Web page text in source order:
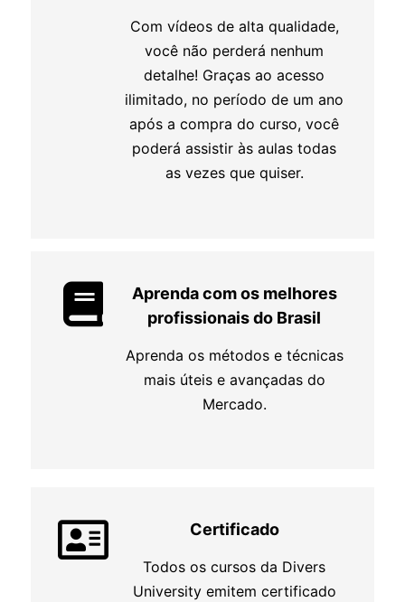
Com vídeos de alta qualidade,
você não perderá nenhum
detalhe! Graças ao acesso
ilimitado, no período de um ano
após a compra do curso, você
poderá assistir às aulas todas
as vezes que quiser.
Aprenda com os melhores
profissionais do Brasil
Aprenda os métodos e técnicas
mais úteis e avançadas do
Mercado.
Certificado
Todos os cursos da Divers
University emitem certificado